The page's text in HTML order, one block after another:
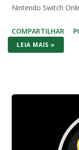
Nintendo Switch
original de 2017)
na casa dos R$
com centenas de
proof pra 2026. O
handheld e o OLED
COMPARTILHAR
LEIA MAIS »